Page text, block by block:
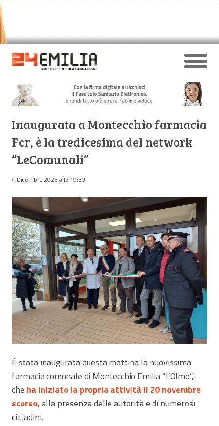
Inaugurata a Montecchio farmacia
Fcr, è la tredicesima del network
“LeComunali”
4 Dicembre 2023 alle 19:30
È stata inaugurata questa mattina la nuovissima
farmacia comunale di Montecchio Emilia “l’Olmo”,
che ha iniziato la propria attività il 20 novembre
scorso, alla presenza delle autorità e di numerosi
cittadini.